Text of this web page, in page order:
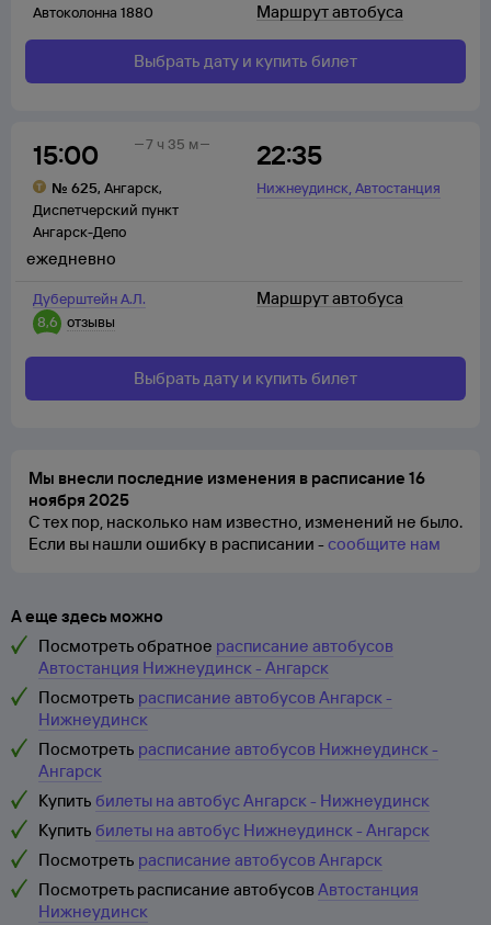
Автоколонна 1880
Маршрут автобуса
Выбрать дату и купить билет
15:00
№ 625, Ангарск,
Диспетчерский пункт
Ангарск-Депо
22:35
Нижнеудинск,Автостанция
7 ч 35 м
Дуберштейн А.Л.
8,6 отзывы
ежедневно
Маршрут автобуса
Выбрать дату и купить билет
Мы внесли последние изменения в расписание 16
ноября 2025
С тех пор, насколько нам известно, изменений не было.
Если вы нашли ошибку в расписании -сообщите нам
А еще здесь можно
Посмотреть обратное расписание автобусов
Автостанция Нижнеудинск - Ангарск
Посмотреть расписание автобусов Ангарск -
Нижнеудинск
Посмотреть расписание автобусов Нижнеудинск -
Ангарск
Купить билеты на автобус Ангарск - Нижнеудинск
Купить билеты на автобус Нижнеудинск - Ангарск
Посмотреть расписание автобусов Ангарск
Посмотреть расписание автобусовАвтостанция
Нижнеудинск